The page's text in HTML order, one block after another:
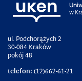
w
ul. Podchorążych 2
30-084 Kraków
pokój 48
telefon:(12)662-61-21